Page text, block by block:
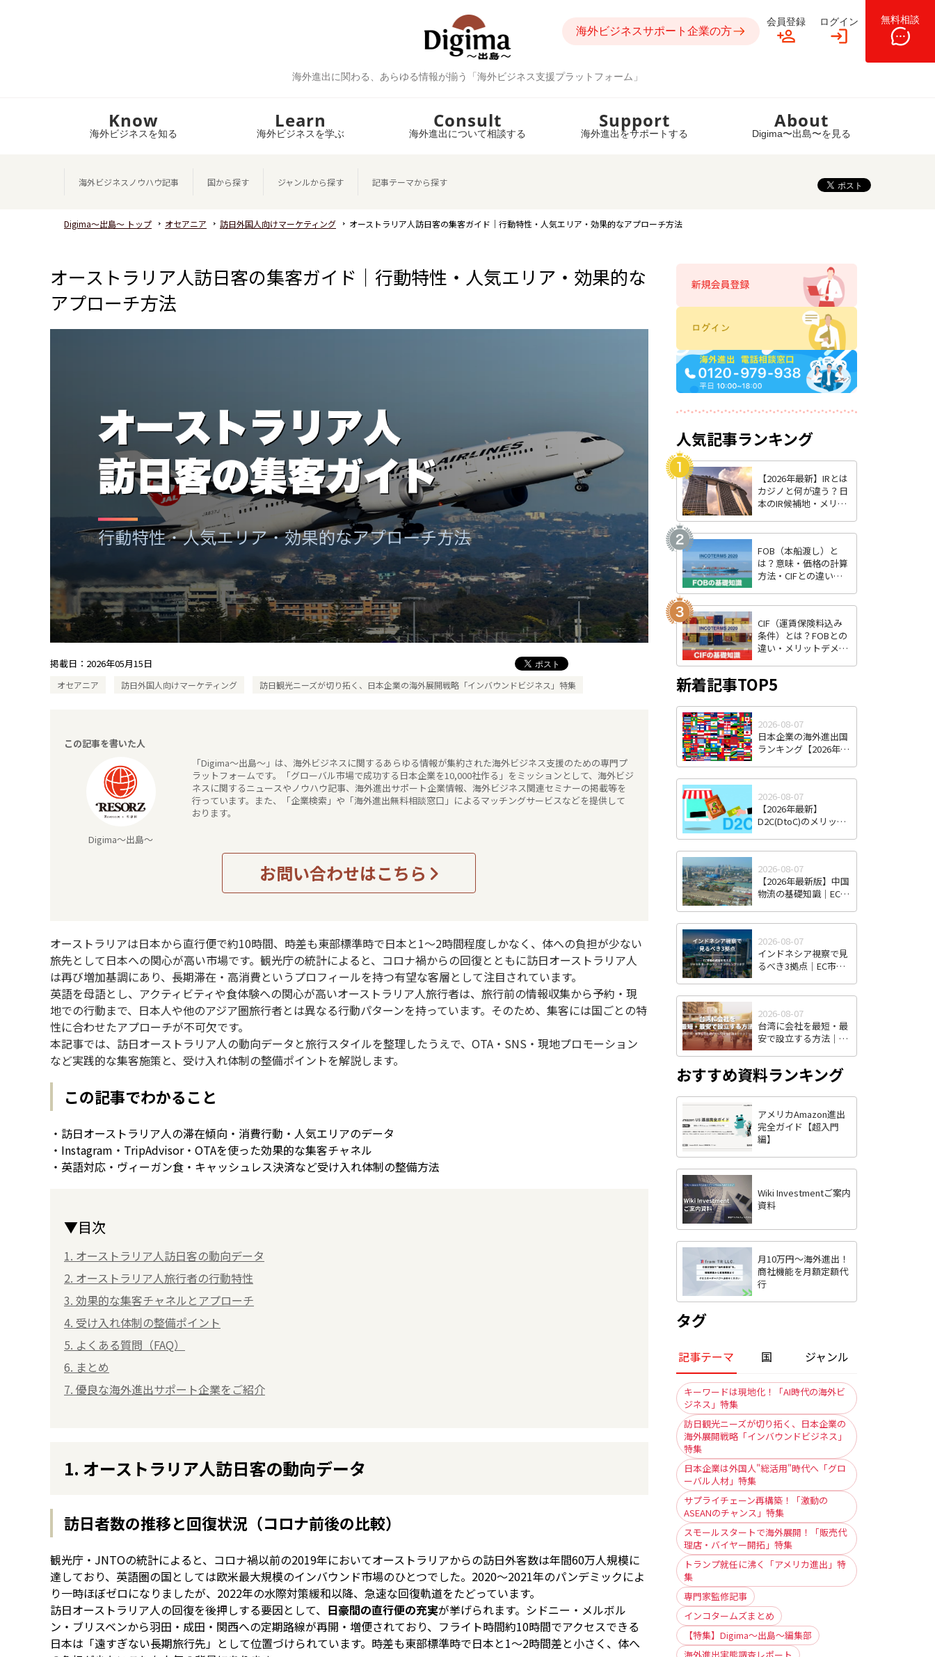
海外進出に関わる、あらゆる情報が揃う「海外ビジネス支援プラットフォーム」
海外ビジネスサポート企業の方
会員登録 ログイン 無料相談
Know
海外ビジネスを知る
Learn
海外ビジネスを学ぶ
Consult
海外進出について相談する
Support
海外進出をサポートする
About
Digima〜出島〜を見る
海外ビジネスノウハウ記事 国から探す ジャンルから探す 記事テーマから探す
Digima～出島～ トップ オセアニア 訪日外国人向けマーケティング オーストラリア人訪日客の集客ガイド｜行動特性・人気エリア・効果的なアプローチ方法
オーストラリア人訪日客の集客ガイド｜行動特性・人気エリア・効果的な
アプローチ方法
掲載日： 2026年05月15日
オセアニア 訪日外国人向けマーケティング 訪日観光ニーズが切り拓く、日本企業の海外展開戦略「インバウンドビジネス」特集
この記事を書いた人
Digima～出島～
「Digima～出島～」は、海外ビジネスに関するあらゆる情報が集約された海外ビジネス支援のための専門プ
ラットフォームです。「グローバル市場で成功する日本企業を10,000社作る」をミッションとして、海外ビジ
ネスに関するニュースやノウハウ記事、海外進出サポート企業情報、海外ビジネス関連セミナーの掲載等を
行っています。また、「企業検索」や「海外進出無料相談窓口」によるマッチングサービスなどを提供して
おります。
お問い合わせはこちら
オーストラリアは日本から直行便で約10時間、時差も東部標準時で日本と1〜2時間程度しかなく、体への負担が少ない
旅先として日本への関心が高い市場です。観光庁の統計によると、コロナ禍からの回復とともに訪日オーストラリア人
は再び増加基調にあり、長期滞在・高消費というプロフィールを持つ有望な客層として注目されています。
英語を母語とし、アクティビティや食体験への関心が高いオーストラリア人旅行者は、旅行前の情報収集から予約・現
地での行動まで、日本人や他のアジア圏旅行者とは異なる行動パターンを持っています。そのため、集客には国ごとの特
性に合わせたアプローチが不可欠です。
本記事では、訪日オーストラリア人の動向データと旅行スタイルを整理したうえで、OTA・SNS・現地プロモーション
など実践的な集客施策と、受け入れ体制の整備ポイントを解説します。
この記事でわかること
・訪日オーストラリア人の滞在傾向・消費行動・人気エリアのデータ
・Instagram・TripAdvisor・OTAを使った効果的な集客チャネル
・英語対応・ヴィーガン食・キャッシュレス決済など受け入れ体制の整備方法
▼目次
1. オーストラリア人訪日客の動向データ
2. オーストラリア人旅行者の行動特性
3. 効果的な集客チャネルとアプローチ
4. 受け入れ体制の整備ポイント
5. よくある質問（FAQ）
6. まとめ
7. 優良な海外進出サポート企業をご紹介
1. オーストラリア人訪日客の動向データ
訪日者数の推移と回復状況（コロナ前後の比較）
観光庁・JNTOの統計によると、コロナ禍以前の2019年においてオーストラリアからの訪日外客数は年間60万人規模に
達しており、英語圏の国としては欧米最大規模のインバウンド市場のひとつでした。2020〜2021年のパンデミックによ
り一時ほぼゼロになりましたが、2022年の水際対策緩和以降、急速な回復軌道をたどっています。
訪日オーストラリア人の回復を後押しする要因として、 日豪間の直行便の充実が挙げられます。シドニー・メルボル
ン・ブリスベンから羽田・成田・関西への定期路線が再開・増便されており、フライト時間約10時間でアクセスできる
日本は「遠すぎない長期旅行先」として位置づけられています。時差も東部標準時で日本と1〜2時間差と小さく、体へ
人気記事ランキング
【2026年最新】IRとは
カジノと何が違う？日
本のIR候補地・メリッ
FOB（本船渡し）と
は？意味・価格の計算
方法・CIFとの違いを
CIF（運賃保険料込み
条件）とは？FOBとの
違い・メリットデメリ
新着記事TOP5
2026-08-07
日本企業の海外進出国
ランキング【2026年最
2026-08-07
【2026年最新】
D2C(DtoC)のメリット
ポイント
2026-08-07
【2026年最新版】中国
物流の基礎知識｜EC・
2026-08-07
インドネシア視察で見
るべき3拠点｜EC市場
2026-08-07
台湾に会社を最短・最
安で設立する方法｜株
まで全ステップ解説
おすすめ資料ランキング
アメリカAmazon進出
完全ガイド【超入門
編】
Wiki Investmentご案内
資料
月10万円〜海外進出！
商社機能を月額定額代
行
タグ
記事テーマ 国 ジャンル
キーワードは現地化！「AI時代の海外ビ
ジネス」特集
訪日観光ニーズが切り拓く、日本企業の
海外展開戦略「インバウンドビジネス」
特集
日本企業は外国人"総活用"時代へ「グロ
ーバル人材」特集
サプライチェーン再構築！「激動の
ASEANのチャンス」特集
スモールスタートで海外展開！「販売代
理店・バイヤー開拓」特集
トランプ就任に沸く「アメリカ進出」特
集
専門家監修記事
インコタームズまとめ
【特集】Digima〜出島〜編集部
海外進出実態調査レポート